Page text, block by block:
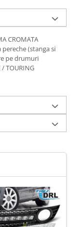
CROMATA
(stanga si
pe drumuri
TOURING